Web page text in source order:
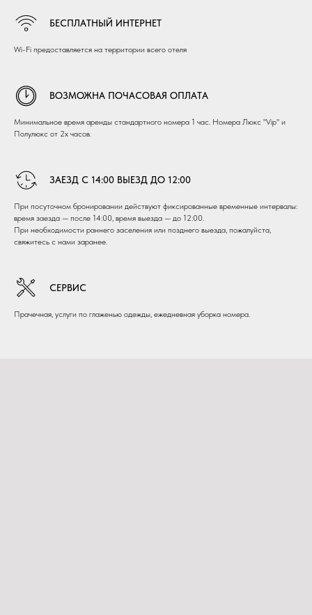
БЕСПЛАТНЫЙ ИНТЕРНЕТ
Wi-Fi предоставляется на территории всего отеля
ВОЗМОЖНА ПОЧАСОВАЯ ОПЛАТА
Минимальное время аренды стандартного номера 1 час. Номера Люкс "Vip" и
Полулюкс от 2х часов.
ЗАЕЗД С 14:00 ВЫЕЗД ДО 12:00
При посуточном бронировании действуют фиксированные временные интервалы:
время заезда — после 14:00, время выезда — до 12:00.
При необходимости раннего заселения или позднего выезда, пожалуйста,
свяжитесь с нами заранее.
СЕРВИС
Прачечная, услуги по глаженью одежды, ежедневная уборка номера.